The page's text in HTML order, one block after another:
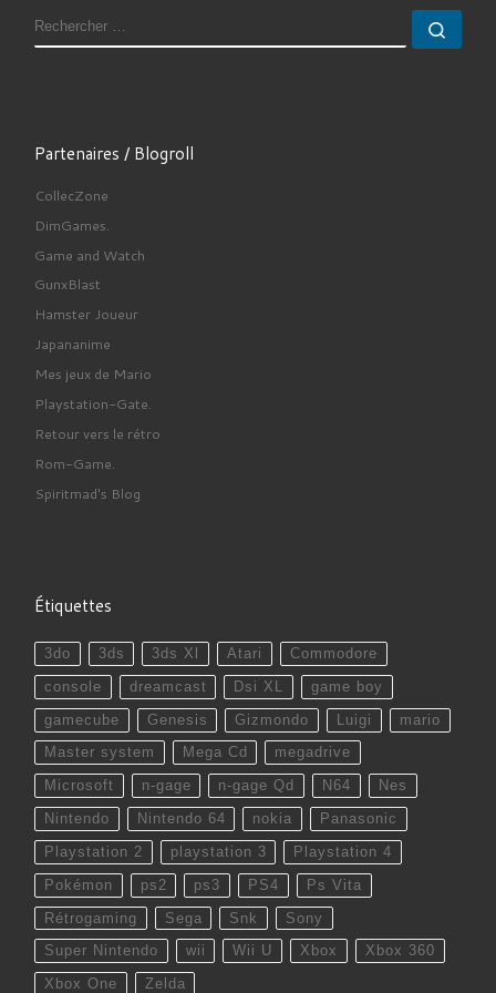
RECHERCHER
Partenaires / Blogroll
CollecZone
DimGames.
Game and Watch
GunxBlast
Hamster Joueur
Japananime
Mes jeux de Mario
Playstation-Gate.
Retour vers le rétro
Rom-Game.
Spiritmad's Blog
Étiquettes
3do 3ds 3ds Xl Atari Commodore
console dreamcast Dsi XL game boy
gamecube Genesis Gizmondo Luigi mario
Master system Mega Cd megadrive
Microsoft n-gage n-gage Qd N64 Nes
Nintendo Nintendo 64 nokia Panasonic
Playstation 2 playstation 3 Playstation 4
Pokémon ps2 ps3 PS4 Ps Vita
Rétrogaming Sega Snk Sony
Super Nintendo wii Wii U Xbox Xbox 360
Xbox One Zelda